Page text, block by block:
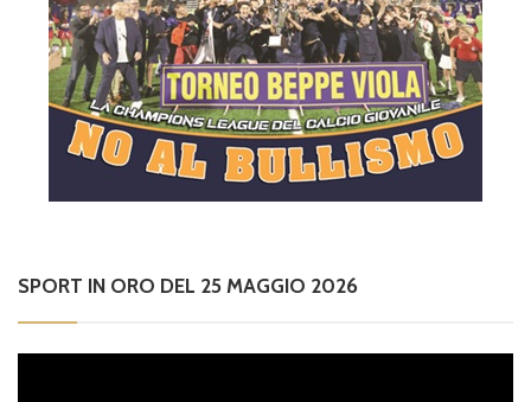
SPORT IN ORO DEL 25 MAGGIO 2026